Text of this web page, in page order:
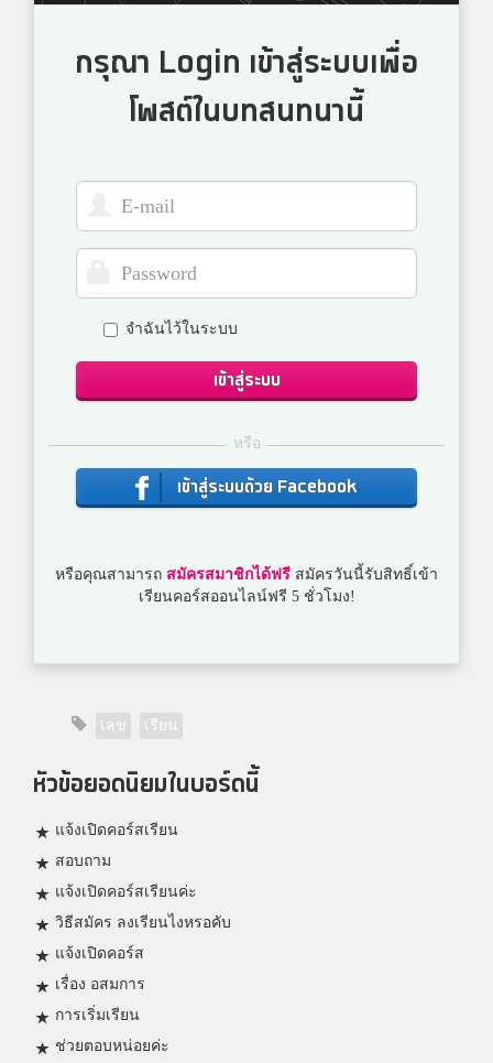
กรุณา Login เข้าสู่ระบบเพื่อ
โพสต์ในบทสนทนานี้
จำฉันไว้ในระบบ
เข้าสู่ระบบ
หรือ
เข้าสู่ระบบด้วย Facebook
หรือคุณสามารถ สมัครสมาชิกได้ฟรี สมัครวันนี้รับสิทธิ์เข้า
เรียนคอร์สออนไลน์ฟรี 5 ชั่วโมง!
เลข เรียน
หัวข้อยอดนิยมในบอร์ดนี้
แจ้งเปิดคอร์สเรียน
สอบถาม
แจ้งเปิดคอร์สเรียนค่ะ
วิธีสมัคร ลงเรียนไงหรอคับ
แจ้งเปิดคอร์ส
เรื่อง อสมการ
การเริ่มเรียน
ช่วยตอบหน่อยค่ะ